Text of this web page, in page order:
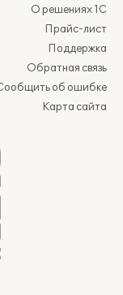
О решениях 1С
Прайс-лист
Поддержка
Обратная связь
об ошибке
Карта сайта